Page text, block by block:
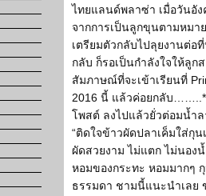
ไทยแลนด์พลาซ่า เมื่อวันอั
จากการเป็นลูกขุนตามหมา
เตรียมตัวกลับไปลุยงานต่อ
กลับ ก็รอเป็นกำลังใจให้ลูก
สัมภาษณ์ที่จะเข้าเรียนที่
2016 นี้ แล้วค่อยกลับ……..*
โพสต์ ลงไปแล้วยั่วต่อมน้ำ
“ติดใจข้าวผัดปลาเค็มใส่กุ
ผัดสวยงาม ไม่แตก ไม่นอ
หอมของกระทะ หอมมากๆ
ธรรมดา ชามนี้แนะนำเลย